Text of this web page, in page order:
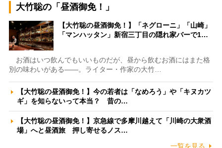
大竹聡の「昼酒御免！」
【大竹聡の昼酒御免！】「ネグローニ」「山崎」
「マンハッタン」新宿三丁目の隠れ家バーで1…
お酒はいつ飲んでもいいものだが、昼から飲むお酒にはまた格
別の味わいがある――。ライター・作家の大竹…
【大竹聡の昼酒御免！】今の若者は「なめろう」や「キヌカツ
ギ」を知らないって本当？ 昔の…
【大竹聡の昼酒御免！】京急線で多摩川越えて「川崎の大衆酒
場」へと昼酒旅 押し寄せるノス…
一覧を見る